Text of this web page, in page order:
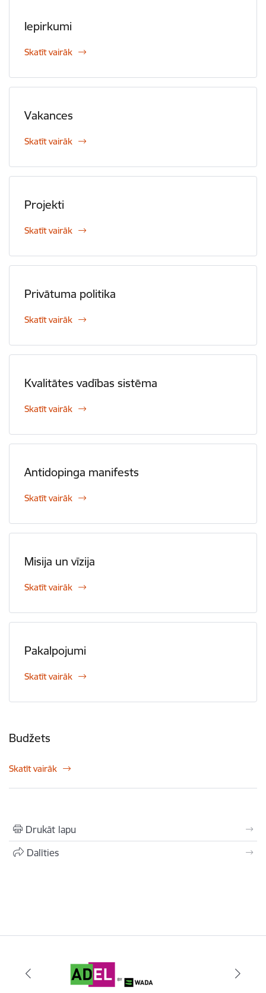
Iepirkumi
Skatīt vairāk
Vakances
Skatīt vairāk
Projekti
Skatīt vairāk
Privātuma politika
Skatīt vairāk
Kvalitātes vadības sistēma
Skatīt vairāk
Antidopinga manifests
Skatīt vairāk
Misija un vīzija
Skatīt vairāk
Pakalpojumi
Skatīt vairāk
Budžets
Skatīt vairāk
Drukāt lapu
Dalīties